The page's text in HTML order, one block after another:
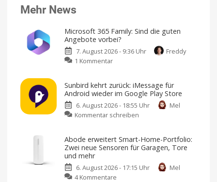
Mehr News
Microsoft 365 Family: Sind die guten
Angebote vorbei?
7. August 2026 - 9:36 Uhr
Freddy
1 Kommentar
Family:
Sind
die
guten
Große
Rabatte
gibt
mehr
Sunbird kehrt zurück: iMessage für
Android wieder im Google Play Store
6. August 2026 - 18:55 Uhr
Mel
Kommentar schreiben
zurück:
iMessage
Android
Abode erweitert Smart-Home-Portfolio:
Zwei neue Sensoren für Garagen, Tore
und mehr
6. August 2026 - 17:15 Uhr
Mel
4 Kommentare